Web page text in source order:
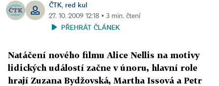
ČTK, red kul
27. 10. 2009 12:18 ▪ 3 min. čtení
PŘEHRÁT ČLÁNEK
Natáčení nového filmu Alice Nellis na motivy
lidických událostí začne v únoru, hlavní role
hrají Zuzana Bydžovská, Martha Issová a Petr